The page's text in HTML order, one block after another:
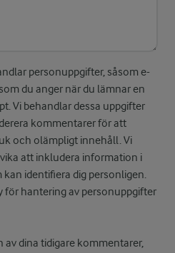
personuppgifter, såsom e-
du anger när du lämnar en
Vi behandlar dessa uppgifter
kommentarer för att
och olämpligt innehåll. Vi
att inkludera information i
identifiera dig personligen.
för hantering av personuppgifter
av dina tidigare kommentarer,